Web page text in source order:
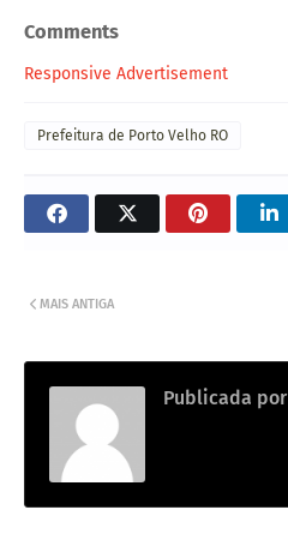
Comments
Responsive Advertisement
Prefeitura de Porto Velho RO
MAIS ANTIGA
Publicada por